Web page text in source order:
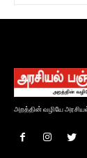
அறத்தின் வழியே